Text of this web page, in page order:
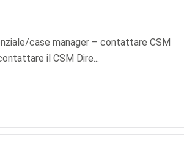
case manager – contattare CSM
il CSM Dire...